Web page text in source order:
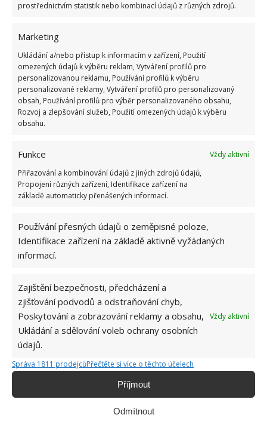
prostřednictvím statistik nebo kombinací údajů z různých zdrojů.
Marketing
Ukládání a/nebo přístup k informacím v zařízení, Použití
omezených údajů k výběru reklam, Vytváření profilů pro
personalizovanou reklamu, Používání profilů k výběru
personalizované reklamy, Vytváření profilů pro personalizovaný
obsah, Používání profilů pro výběr personalizovaného obsahu,
Rozvoj a zlepšování služeb, Použití omezených údajů k výběru
obsahu.
Funkce
Vždy aktivní
Přiřazování a kombinování údajů z jiných zdrojů údajů,
Propojení různých zařízení, Identifikace zařízení na
základě automaticky přenášených informací.
Používání přesných údajů o zeměpisné poloze,
Identifikace zařízení na základě aktivně vyžádaných
informací.
Zajištění bezpečnosti, předcházení a
zjišťování podvodů a odstraňování chyb,
Poskytování a zobrazování reklamy a obsahu,
Ukládání a sdělování voleb ochrany osobních
údajů.
Vždy aktivní
Správa 1811 prodejcůPřečtěte si více o těchto účelech
Příjmout
Odmítnout
Test znalostí o každodenní realitě za
komunismu: 10 retro otázek ukáže, kdo má
dobrý přehled
23.6.2026
socialismu: Tehdejší řidiči musí získat 10 z 10
bodů
6.5.2026
Záchod vyžaduje zaslouženou péči. Se snadným
vyčištěním pomůže i kuchyňská sůl
10.8.2026
Vlastní „citrónová“ elektřina může šetřit
peníze. Menší světlo lze rozsvítit díky hřebíkům
10.8.2026